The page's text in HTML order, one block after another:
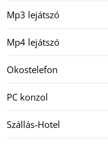
Mp3 lejátszó
Mp4 lejátszó
Okostelefon
PC konzol
Szállás-Hotel